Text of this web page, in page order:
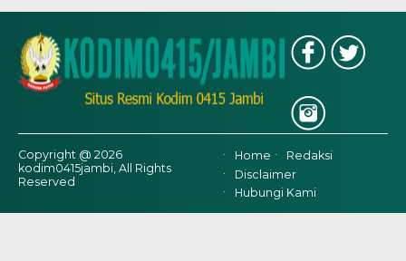
Copyright @ 2026
kodim0415jambi, All Rights
Reserved
Home
Redaksi
Disclaimer
Hubungi Kami